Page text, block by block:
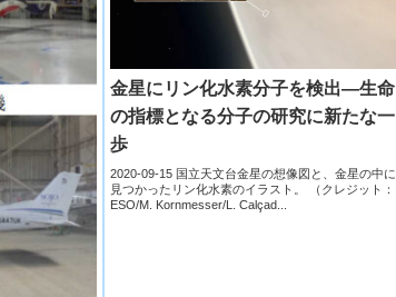
金星にリン化水素分子を検出―生命
の指標となる分子の研究に新たな一
歩
2020-09-15 国立天文台金星の想像図と、金星の中に
見つかったリン化水素のイラスト。 （クレジット：
ESO/M. Kornmesser/L. Calçad...